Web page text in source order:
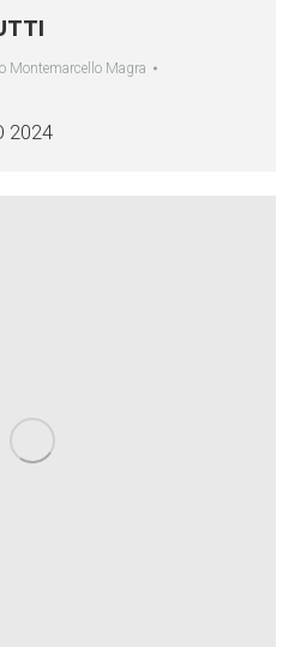
Montemarcello Magra
2024